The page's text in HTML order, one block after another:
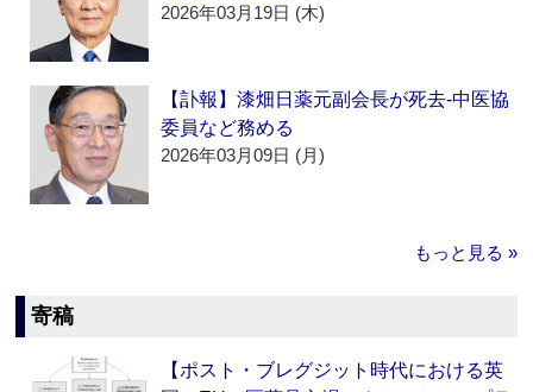
2026年03月19日 (木)
【訃報】漆畑日薬元副会長が死去‐中医協
委員など務める
2026年03月09日 (月)
もっと見る »
寄稿
【ポスト・ブレグジット時代における英